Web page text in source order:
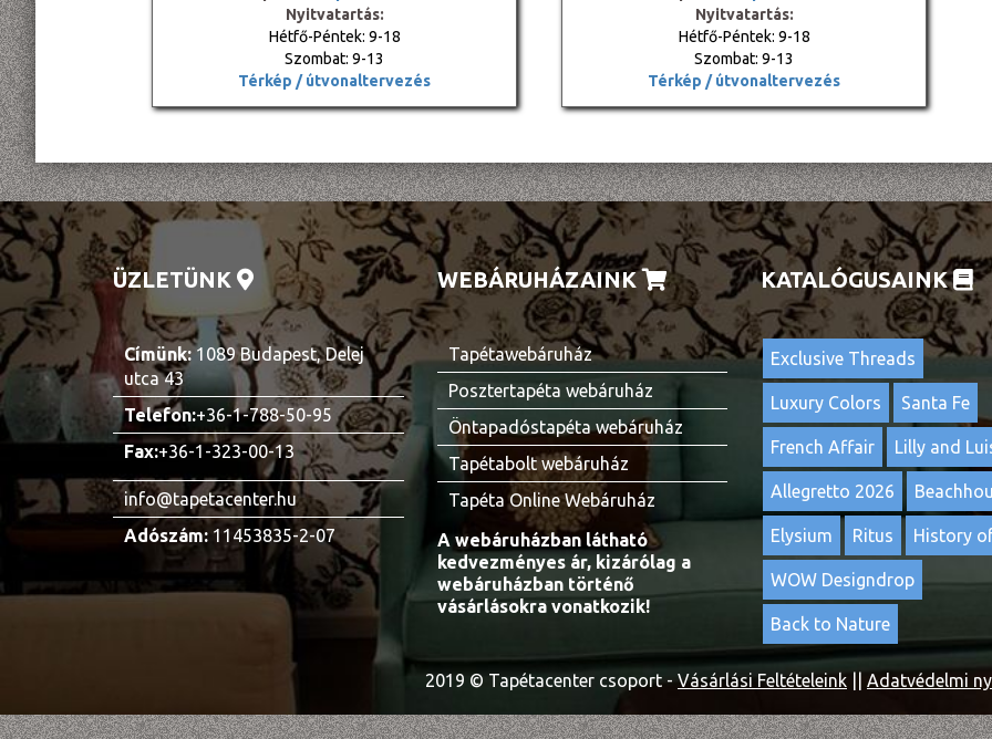
Nyitvatartás:
Hétfő-Péntek: 9-18
Szombat: 9-13
Térkép / útvonaltervezés
Nyitvatartás:
Hétfő-Péntek: 9-18
Szombat: 9-13
Térkép / útvonaltervezés
ÜZLETÜNK
Címünk: 1089 Budapest, Delej
utca 43
Telefon:+36-1-788-50-95
Fax:+36-1-323-00-13
info@tapetacenter.hu
Adószám: 11453835-2-07
WEBÁRUHÁZAINK
Tapétawebáruház
Posztertapéta webáruház
Öntapadóstapéta webáruház
Tapétabolt webáruház
Tapéta Online Webáruház
A webáruházban látható
kedvezményes ár, kizárólag a
webáruházban történő
vásárlásokra vonatkozik!
KATALÓGUSAINK
Exclusive Threads
Luxury Colors Santa Fe
French Affair Lilly and
Allegretto 2026
Elysium Ritus History
WOW Designdrop
Back to Nature
2019 © Tapétacenter csoport -Vásárlási Feltételeink Adatvédelmi